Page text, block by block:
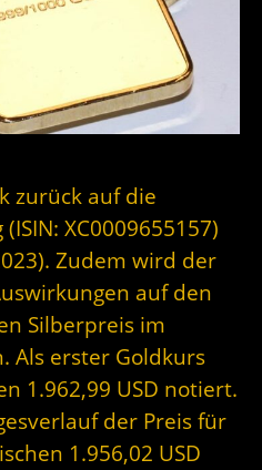
zurück auf die
XC0009655157)
Zudem wird der
auf den
Silberpreis im
Als erster Goldkurs
1.962,99 USD notiert.
der Preis für
1.956,02 USD